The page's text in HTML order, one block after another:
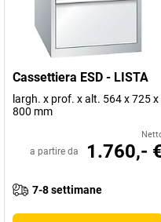
Cassettiera ESD - LISTA
largh. x prof. x alt. 564 x 725 x
800 mm
a partire da 1.760,-
7-8 settimane